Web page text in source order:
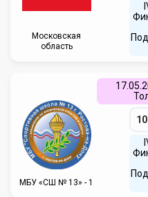
Московская
область
МБУ «СШ № 13» - 1
10